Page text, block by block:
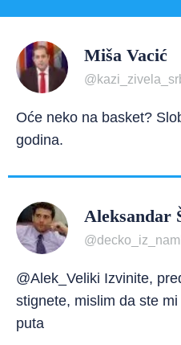
Miša Vacić
Oće neko na basket?
godina.
Aleksandar
@Alek_Veliki Izvinite,
stignete, mislim da ste
puta